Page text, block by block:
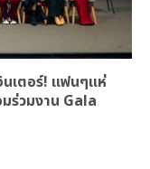
เตอร์! แฟนๆแห่
ร่วมงาน Gala